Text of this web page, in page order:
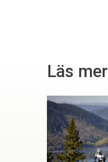
Läs mer